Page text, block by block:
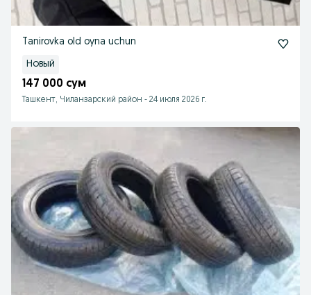
Tanirovka old oyna uchun
Новый
147 000 сум
Ташкент, Чиланзарский район - 24 июля 2026 г.